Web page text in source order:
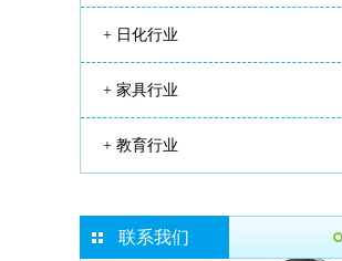
+ 日化行业
+ 家具行业
+ 教育行业
联系我们